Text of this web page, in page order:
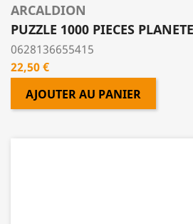
ARCALDION
PUZZLE 1000 PIECES
0628136655415
Prix
22,50 €
AJOUTER AU PANIER